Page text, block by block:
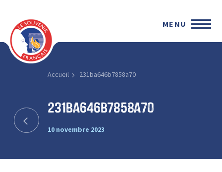
MENU
Accueil 231ba646b7858a70
231ba646b7858a70
10 novembre 2023